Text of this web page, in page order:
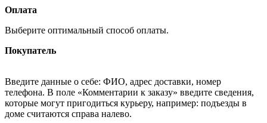
Оплата
Выберите оптимальный способ оплаты.
Покупатель
Введите данные о себе: ФИО, адрес доставки, номер
телефона. В поле «Комментарии к заказу» введите сведения,
которые могут пригодиться курьеру, например: подъезды в
доме считаются справа налево.